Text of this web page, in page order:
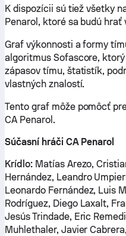
K dispozícii sú tiež všetky
Penarol, ktoré sa budú hrať
Graf výkonnosti a formy
algoritmus Sofascore,
zápasov tímu, štatistík,
vlastných znalostí.
Tento graf môže pomôcť
CA Penarol.
Súčasní hráči CA Penarol
Krídlo:Matías Arezo,
Hernández, Leandro
Leonardo Fernández, Luis
Rodríguez, Diego Laxalt,
Jesús Trindade, Eric
Muhlethaler, Javier